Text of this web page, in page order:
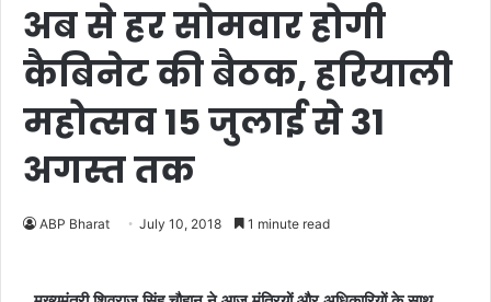
अब से हर सोमवार होगी
कैबिनेट की बैठक, हरियाली
महोत्सव 15 जुलाई से 31
अगस्त तक
ABP Bharat July 10, 2018 1 minute read